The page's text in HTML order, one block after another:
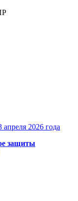
2026 года
защиты